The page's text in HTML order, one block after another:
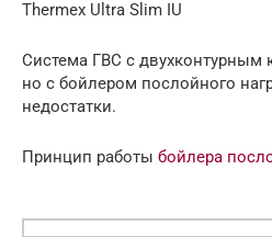
Thermex Ultra Slim IU
Система ГВС с двухконтурным
но с бойлером послойного
недостатки.
Принцип работы бойлера